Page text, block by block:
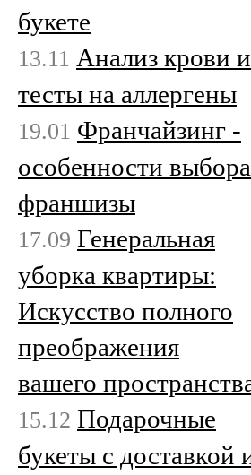
букете
13.11 Анализ крови и
тесты на аллергены
19.01 Франчайзинг -
особенности выбора
франшизы
17.09 Генеральная
уборка квартиры:
Искусство полного
преображения
вашего
15.12 Подарочные
букеты с доставкой